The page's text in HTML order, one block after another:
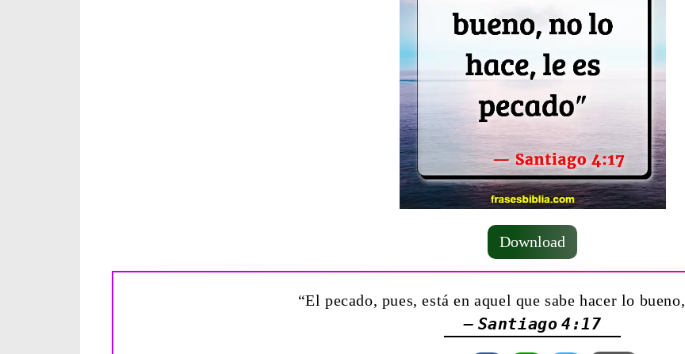
Download
“El pecado, pues, está en aquel que sabe hacer lo
— Santiago 4:17